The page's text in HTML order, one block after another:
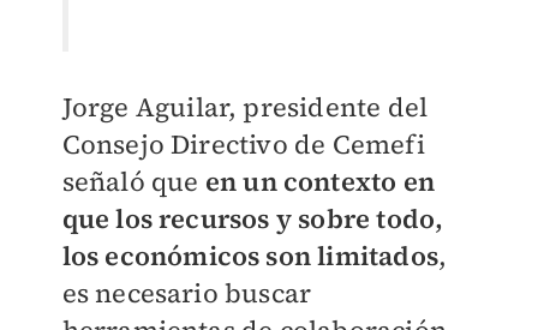
Jorge Aguilar, presidente del
Consejo Directivo de Cemefi
señaló que en un contexto en
que los recursos y sobre todo,
los económicos son limitados,
es necesario buscar